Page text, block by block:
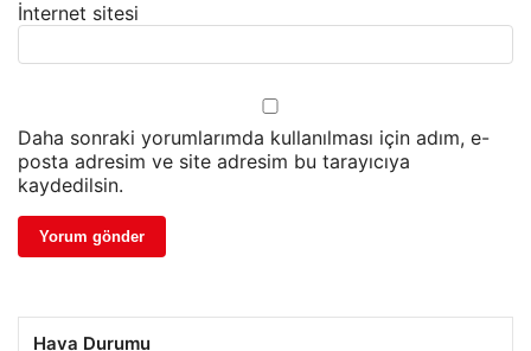
İnternet sitesi
Daha sonraki yorumlarımda kullanılması için adım, e-
posta adresim ve site adresim bu tarayıcıya
kaydedilsin.
Hava Durumu